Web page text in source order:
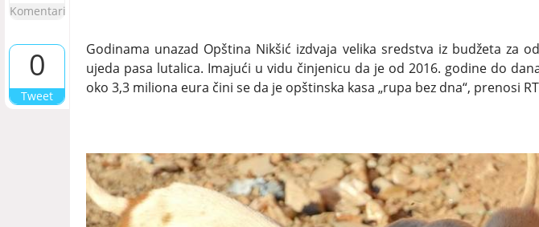
Komentari
0
Tweet
Godinama unazad Opština Nikšić izdvaja velika sredstva iz budžeta za
ujeda pasa lutalica. Imajući u vidu činjenicu da je od 2016. godine do
oko 3,3 miliona eura čini se da je opštinska kasa „rupa bez dna“, prenosi